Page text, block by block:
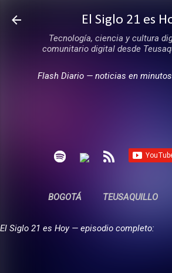
Ir al contenido
El Siglo 21 es
Tecnología, ciencia y cultura
comunitario digital desde
Flash Diario — noticias en
BOGOTÁ TEUSAQUILLO
El Siglo 21 es Hoy — episodio completo: